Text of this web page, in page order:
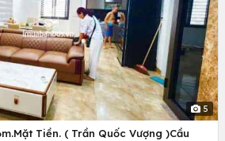
5
Tiền. ( Trần Quốc Vượng )Cầu